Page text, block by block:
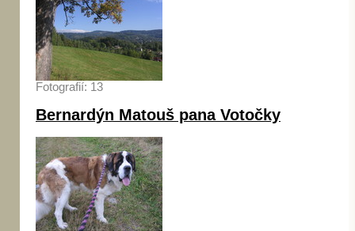
Fotografií: 13
Bernardýn Matouš pana Votočky